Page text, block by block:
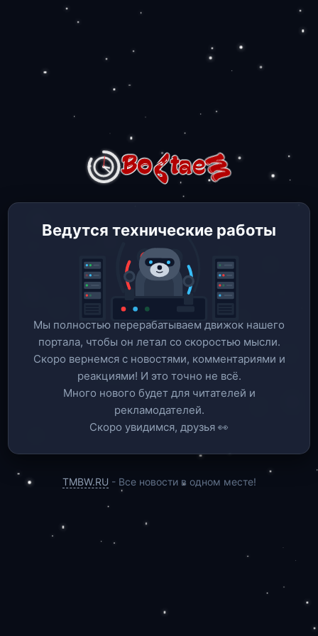
Ведутся технические работы
Мы полностью перерабатываем движок нашего
портала, чтобы он летал со скоростью мысли.
Скоро вернемся c новостями, комментариями и
реакциями! И это точно не всё.
Много нового будет для читателей и
рекламодателей.
Скоро увидимся, друзья 👀
TMBW.RU - Все новости в одном месте!